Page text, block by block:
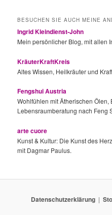
BESUCHEN SIE AUCH MEINE
Ingrid Kleindienst-John
Mein persönlicher Blog, mit allen
KräuterKraftKreis
Altes Wissen, Heilkräuter und
Fengshui Austria
Wohlfühlen mit Ätherischen Ölen,
Lebensraumberatung nach Feng
arte cuore
Kunst & Kultur: Die Kunst des
mit Dagmar Paulus.
Datenschutzerklärung